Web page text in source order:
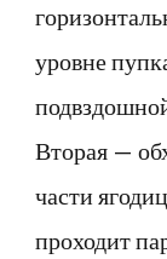
уровне
Вторая —
части
проходит